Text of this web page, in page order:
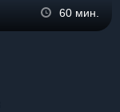
60 мин.